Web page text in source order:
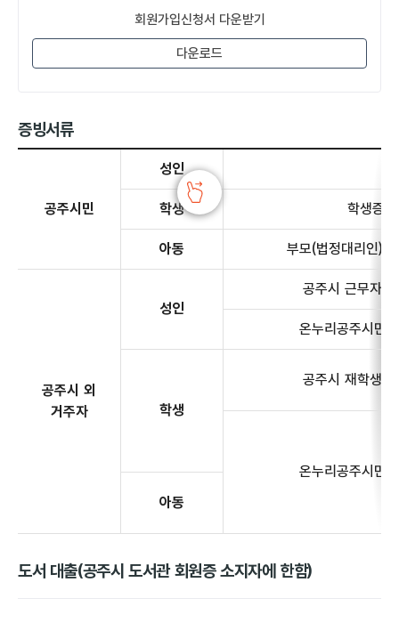
회원가입신청서 다운받기
다운로드
증빙서류
증빙서류 - 공주시민, 공주시 외 거주자에 대한 정보 제공
공주시민
성인
학생 학생증
아동 부모(법정대리인)
공주시 외
거주자
성인
공주시 근무자
온누리공주시민
학생
공주시 재학생
온누리공주시민
아동
도서 대출(공주시 도서관 회원증 소지자에 한함)